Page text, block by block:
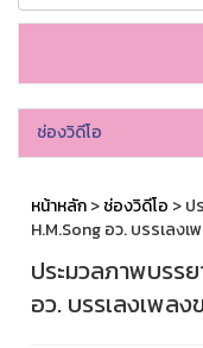
ช่องวิดีโอ
หน้าหลัก>ช่องวิดีโอ > ป
H.M.Song อว. บรรเลง
ประมวลภาพบรร
อว. บรรเลงเพล